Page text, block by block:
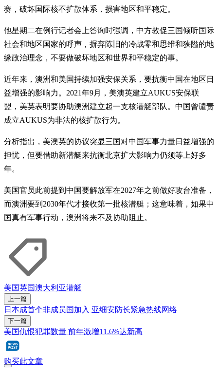
赛，破坏国际核不扩散体系，损害地区和平稳定。
他星期二在例行记者会上答询时强调，中方敦促三国倾听国际
社会和地区国家的呼声，摒弃陈旧的冷战零和思维和狭隘的地
缘政治理念，不要做破坏地区和世界和平稳定的事。
近年来，澳洲和美国持续加强安保关系，要抗衡中国在地区日
益增强的影响力。2021年9月，美澳英建立AUKUS安保联
盟，美英表明要协助澳洲建立起一支核潜艇部队。中国曾谴责
成立AUKUS为非法的核扩散行为。
分析指出，美澳英的协议突显三国对中国军事力量日益增强的
担忧，但要借助新潜艇来抗衡北京扩大影响力仍须等上好多
年。
美国官员此前提到中国要解放军在2027年之前做好攻台准备，
而澳洲要到2030年代才接收第一批核潜艇；这意味着，如果中
国真有军事行动，澳洲将来不及协助阻止。
美国英国澳大利亚潜艇
上一篇
日本成首个非成员国加入 亚细安防长紧急热线网络
下一篇
美国仇恨犯罪数量 前年激增11.6%达新高
购买此文章